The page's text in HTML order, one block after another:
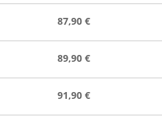
87,90 €
89,90 €
91,90 €